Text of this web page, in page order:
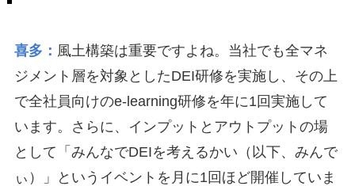
喜多： 風土構築は重要ですよね。当社でも全マネ
ジメント層を対象としたDEI研修を実施し、その上
で全社員向けのe-learning研修を年に1回実施して
います。さらに、インプットとアウトプットの場
として「みんなでDEIを考えるかい（以下、みんで
ぃ）」というイベントを月に1回ほど開催していま